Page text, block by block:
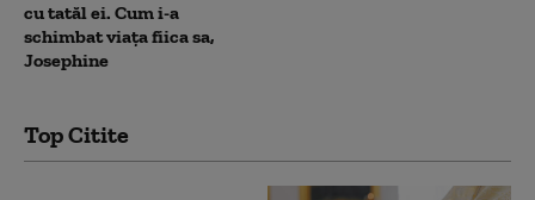
cu tatăl ei. Cum i-a
schimbat viața fiica sa,
Josephine
Top Citite